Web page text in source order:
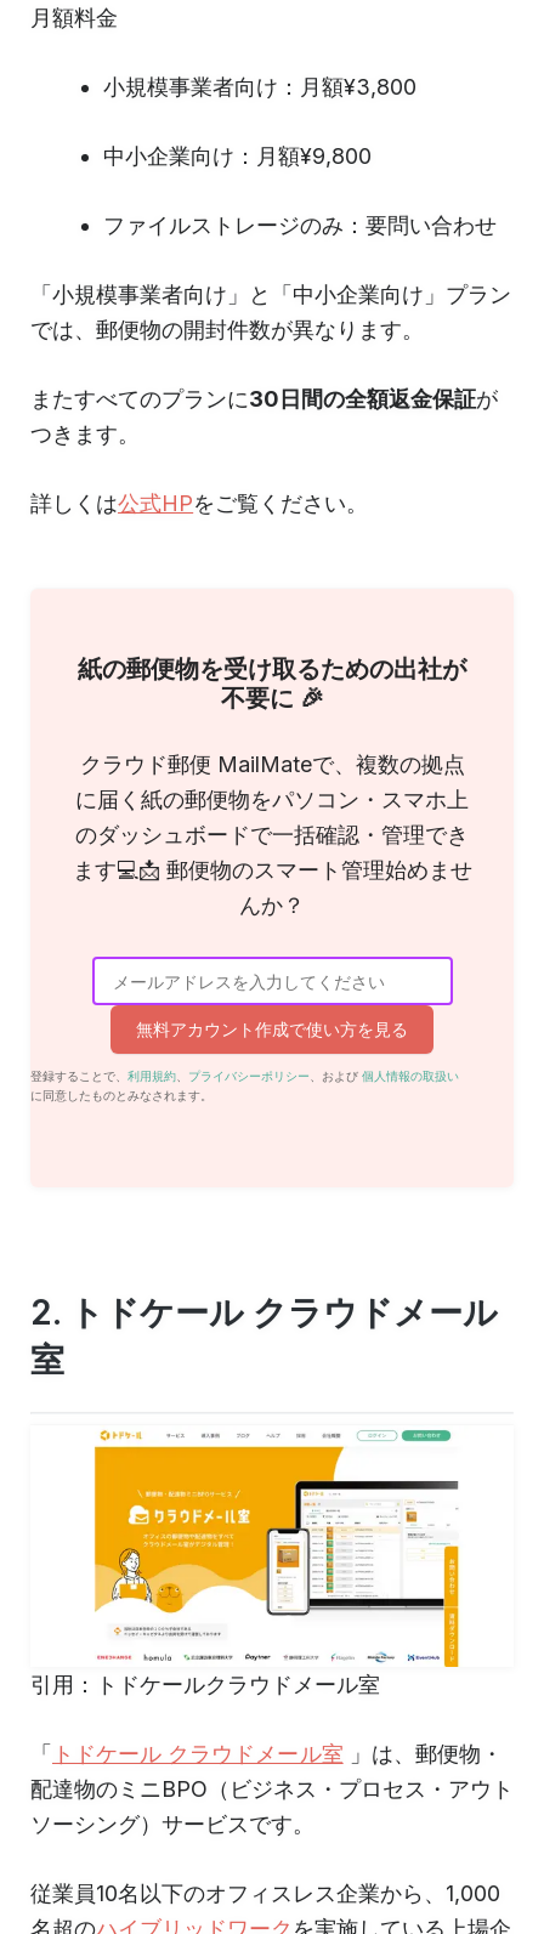
月額料金
小規模事業者向け：月額¥3,800
中小企業向け：月額¥9,800
ファイルストレージのみ：要問い合わせ
「小規模事業者向け」と「中小企業向け」プラン
では、郵便物の開封件数が異なります。
またすべてのプランに30日間の全額返金保証が
つきます。
詳しくは公式HPをご覧ください。
紙の郵便物を受け取るための出社が
不要に 🎉
クラウド郵便 MailMateで、複数の拠点
に届く紙の郵便物をパソコン・スマホ上
のダッシュボードで一括確認・管理でき
ます💻📩 郵便物のスマート管理始めませ
んか？
無料アカウント作成で使い方を見る
登録することで、 利用規約 プライバシーポリシー 、および 個人情報の取扱い
に同意したものとみなされます。
2. トドケール クラウドメール
室
引用：トドケールクラウドメール室
「 トドケール クラウドメール室 」は、郵便物・
配達物のミニBPO（ビジネス・プロセス・アウト
ソーシング）サービスです。
従業員10名以下のオフィスレス企業から、1,000
名超のハイブリッドワーク を実施している上場企